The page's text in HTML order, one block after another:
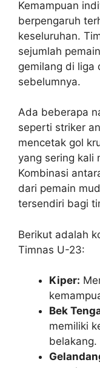
Kemampuan
berpengaruh
keseluruhan.
sejumlah
gemilang di liga
sebelumnya.
Ada beberapa
seperti striker
mencetak gol
yang sering kali
Kombinasi
dari pemain
tersendiri bagi
Berikut adalah
Timnas U-23:
Kiper:
Bek
memiliki
belakang.